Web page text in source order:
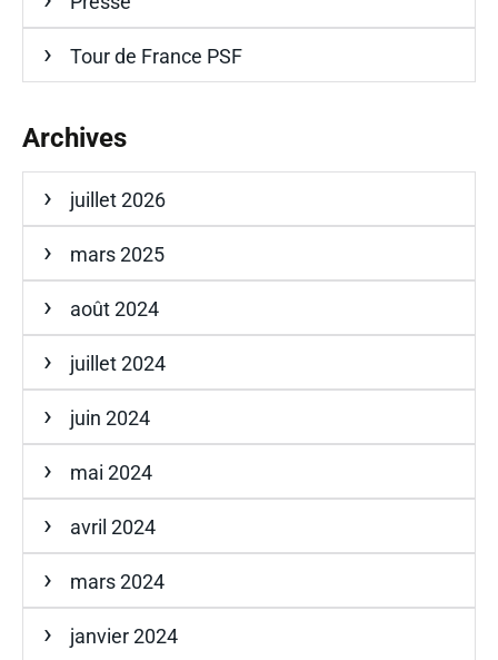
Tour de France PSF
Archives
juillet 2026
mars 2025
août 2024
juillet 2024
juin 2024
mai 2024
avril 2024
mars 2024
janvier 2024